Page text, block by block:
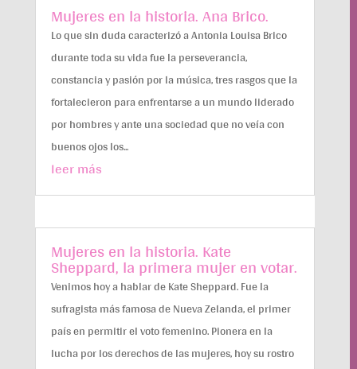
Mujeres en la historia. Ana Brico.
Lo que sin duda caracterizó a Antonia Louisa Brico
durante toda su vida fue la perseverancia,
constancia y pasión por la música, tres rasgos que la
fortalecieron para enfrentarse a un mundo liderado
por hombres y ante una sociedad que no veía con
buenos ojos los...
leer más
Mujeres en la historia. Kate
Sheppard, la primera mujer en votar.
Venimos hoy a hablar de Kate Sheppard. Fue la
sufragista más famosa de Nueva Zelanda, el primer
país en permitir el voto femenino. Pionera en la
lucha por los derechos de las mujeres, hoy su rostro